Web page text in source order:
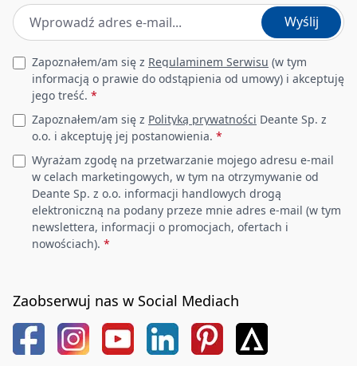
Adres e-mail *
Wyślij
Leave this field empty
Zapoznałem/am się z Regulaminem Serwisu (w tym
informacją o prawie do odstąpienia od umowy) i akceptuję
jego treść. *
Zapoznałem/am się z Polityką prywatności Deante Sp. z
o.o. i akceptuję jej postanowienia. *
Wyrażam zgodę na przetwarzanie mojego adresu e-mail
w celach marketingowych, w tym na otrzymywanie od
Deante Sp. z o.o. informacji handlowych drogą
elektroniczną na podany przeze mnie adres e-mail (w tym
newslettera, informacji o promocjach, ofertach i
nowościach). *
Zaobserwuj nas w Social Mediach